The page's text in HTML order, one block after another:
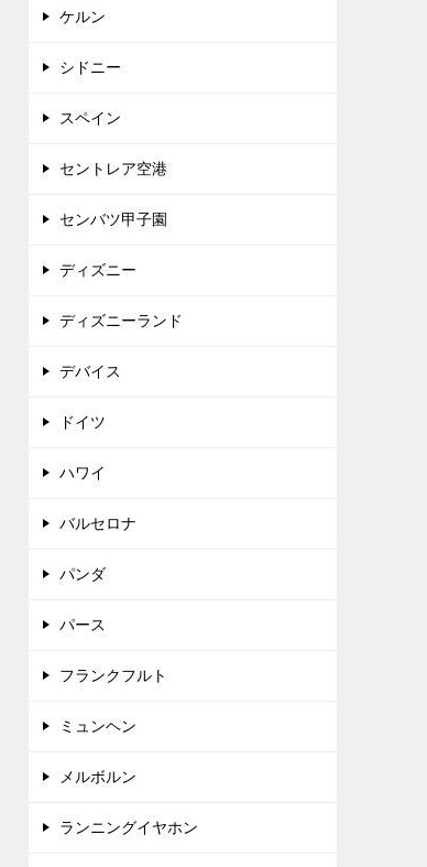
ケルン
シドニー
スペイン
セントレア空港
センバツ甲子園
ディズニー
ディズニーランド
デバイス
ドイツ
ハワイ
バルセロナ
パンダ
パース
フランクフルト
ミュンヘン
メルボルン
ランニングイヤホン